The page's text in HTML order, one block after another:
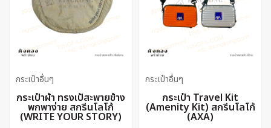
กระเป๋าอื่นๆ
กระเป๋าผ้า ทรงเป้สะพายข้าง
พกพาง่าย สกรีนโลโก้
(WRITE YOUR STORY)
กระเป๋าอื่นๆ
กระเป๋า Travel Kit
(Amenity Kit) สกรีนโลโก้
(AXA)